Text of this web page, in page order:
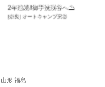
2年連続‼️御手洗渓谷へ⛰
[奈良] オートキャンプ沢谷
山形 福島